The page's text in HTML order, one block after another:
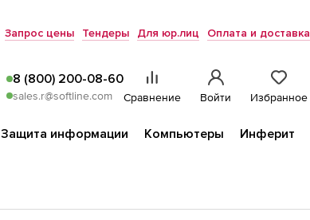
Запрос цены Тендеры Для юр.лиц Оплата и доставка
8 (800) 200-08-60
sales.r@softline.com Сравнение Войти Избранное
Защита информации Компьютеры Инферит